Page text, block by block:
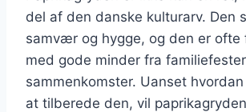
del af den danske kulturarv. Den
samvær og hygge, og den er ofte
med gode minder fra
sammenkomster. Uanset
at tilberede den, vil